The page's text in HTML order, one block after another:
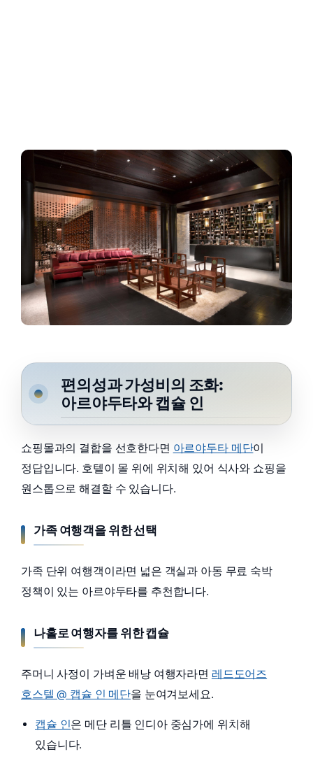
편의성과 가성비의 조화:
아르야두타와 캡슐 인
쇼핑몰과의 결합을 선호한다면 아르야두타 메단이
정답입니다. 호텔이 몰 위에 위치해 있어 식사와 쇼핑을
원스톱으로 해결할 수 있습니다.
가족 여행객을 위한 선택
가족 단위 여행객이라면 넓은 객실과 아동 무료 숙박
정책이 있는 아르야두타를 추천합니다.
나홀로 여행자를 위한 캡슐
주머니 사정이 가벼운 배낭 여행자라면 레드도어즈
호스텔 @ 캡슐 인 메단을 눈여겨보세요.
캡슐 인은 메단 리틀 인디아 중심가에 위치해
있습니다.